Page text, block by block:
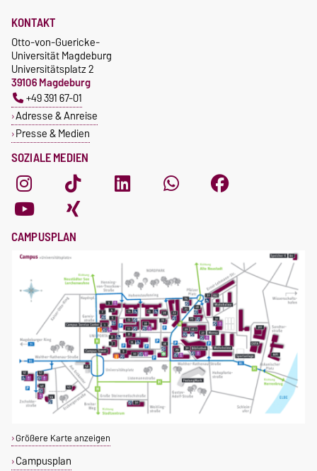
SOZIALE MEDIEN
KONTAKT
Otto-von-Guericke-
Universität Magdeburg
Universitätsplatz 2
39106 Magdeburg
+49 391 67-01
Adresse & Anreise
Presse & Medien
CAMPUSPLAN
Größere Karte anzeigen
Campusplan